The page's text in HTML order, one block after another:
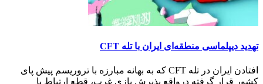
تهدید دیپلماسی منطقه‌ای ایران با تله CFT
افتادن ایران در تله CFT که به بهانه مبارزه با تروریسم پیش پای
کشور قرار گرفته درواقع پذیرش بازی غرب، قطع ارتباط با